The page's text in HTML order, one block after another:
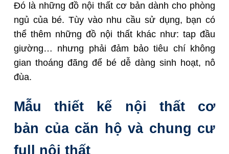
Đó là những đồ nội thất cơ bản dành cho phòng
ngủ của bé. Tùy vào nhu cầu sử dụng, bạn có
thể thêm những đồ nội thất khác như: tap đầu
giường… nhưng phải đảm bảo tiêu chí không
gian thoáng đãng để bé dễ dàng sinh hoạt, nô
đùa.
Mẫu thiết kế nội thất cơ
bản của căn hộ và chung cư
full nội thất